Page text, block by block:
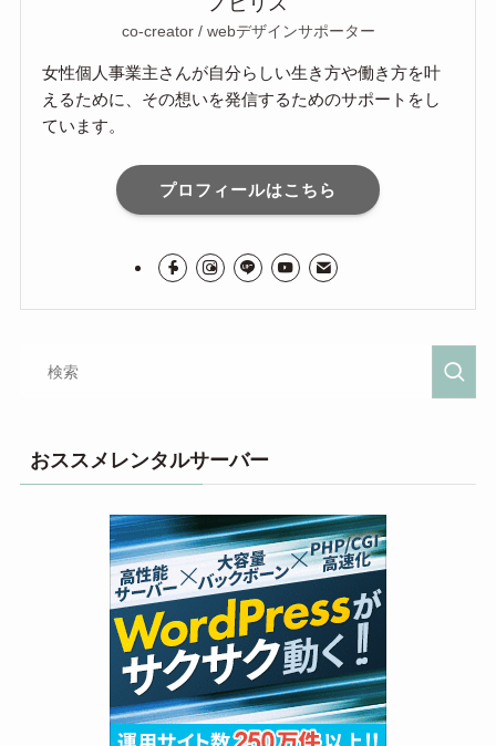
co-creator / webデザインサポーター
女性個人事業主さんが自分らしい生き方や働き方を叶
えるために、その想いを発信するためのサポートをし
ています。
プロフィールはこちら
おススメレンタルサーバー